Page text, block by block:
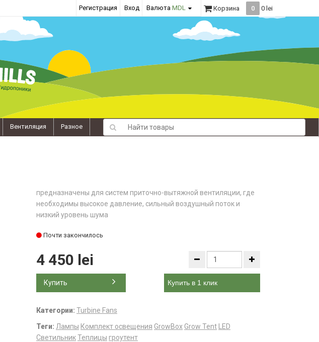
Регистрация Вход Валюта MDL Корзина 0 0 lei
Вентиляция Разное
предназначены для систем приточно-вытяжной вентиляции, где
необходимы высокое давление, сильный воздушный поток и
низкий уровень шума
Почти закончилось
4 450 lei
Купить Купить в 1 клик
Категории: Turbine Fans
Теги: Лампы Комплект освещения GrowBox Grow Tent
LED
СветильникТеплицы гроутент